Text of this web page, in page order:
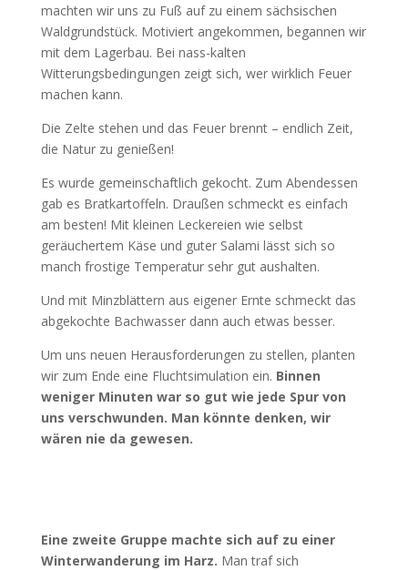
machten wir uns zu Fuß auf zu einem sächsischen
Waldgrundstück. Motiviert angekommen, begannen wir
mit dem Lagerbau. Bei nass-kalten
Witterungsbedingungen zeigt sich, wer wirklich Feuer
machen kann.
Die Zelte stehen und das Feuer brennt – endlich Zeit,
die Natur zu genießen!
Es wurde gemeinschaftlich gekocht. Zum Abendessen
gab es Bratkartoffeln. Draußen schmeckt es einfach
am besten! Mit kleinen Leckereien wie selbst
geräuchertem Käse und guter Salami lässt sich so
manch frostige Temperatur sehr gut aushalten.
Und mit Minzblättern aus eigener Ernte schmeckt das
abgekochte Bachwasser dann auch etwas besser.
Um uns neuen Herausforderungen zu stellen, planten
wir zum Ende eine Fluchtsimulation ein. Binnen
weniger Minuten war so gut wie jede Spur von
uns verschwunden. Man könnte denken, wir
wären nie da gewesen.
Eine zweite Gruppe machte sich auf zu einer
Winterwanderung im Harz. Man traf sich